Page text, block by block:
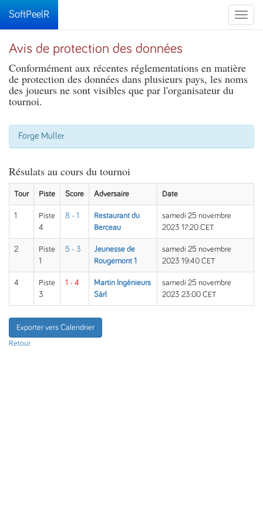
Toggle
SoftPeelR
Avis de protection des données
Conformément aux récentes réglementations en matière
de protection des données dans plusieurs pays, les noms
des joueurs ne sont visibles que par l'organisateur du
tournoi.
Forge Muller
Résulats au cours du tournoi
Tour Piste Score Adversaire Date
1
Piste
4
8 - 1
Restaurant du
Berceau
samedi 25 novembre
2023 17:20 CET
2
Piste
1
5 - 3
Jeunesse de
Rougemont 1
samedi 25 novembre
2023 19:40 CET
4
Piste
3
1 - 4
Martin Ingénieurs
Sàrl
samedi 25 novembre
2023 23:00 CET
Exporter vers Calendrier
Retour